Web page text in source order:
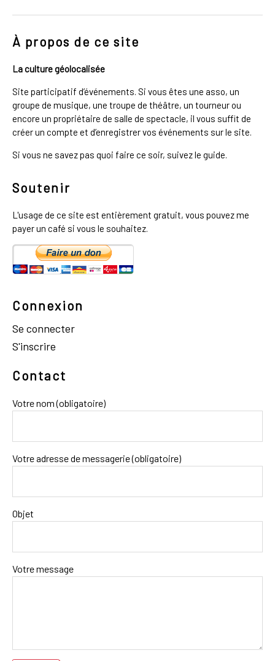
À propos de ce site
La culture géolocalisée
Site participatif d’événements. Si vous êtes une asso, un
groupe de musique, une troupe de théâtre, un tourneur ou
encore un propriétaire de salle de spectacle, il vous suffit de
créer un compte et d’enregistrer vos événements sur le site.
Si vous ne savez pas quoi faire ce soir, suivez le guide.
Soutenir
L'usage de ce site est entièrement gratuit, vous pouvez me
payer un café si vous le souhaitez.
Connexion
Se connecter
S'inscrire
Contact
Votre nom (obligatoire)
Votre adresse de messagerie (obligatoire)
Objet
Votre message